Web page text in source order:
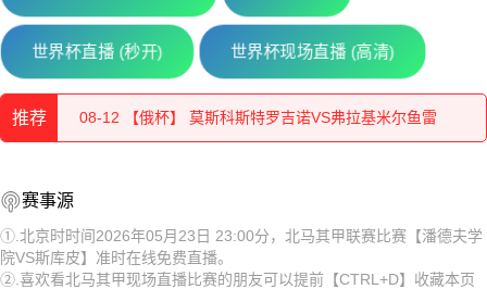
世界杯直播 (秒开) 世界杯现场直播 (高清)
推荐
08-12 【俄杯】 索科尔萨拉托夫VS彼尔姆边疆区伊尔帕尔
08-12 【俄杯】 莫斯科斯特罗吉诺VS弗拉基米尔鱼雷
08-12 【俄杯】 FC穆罗姆VS利佩茨克冶金工人
08-12 【亚冠二级】 阿卡达格VSFC果阿
08-12 【俄杯】 索科尔萨拉托夫VS彼尔姆边疆区伊尔帕尔
赛事源
①.北京时时间2026年05月23日 23:00分，北马其甲联赛比赛【潘德夫学
院VS斯库皮】准时在线免费直播。
②.喜欢看北马其甲现场直播比赛的朋友可以提前【CTRL+D】收藏本页